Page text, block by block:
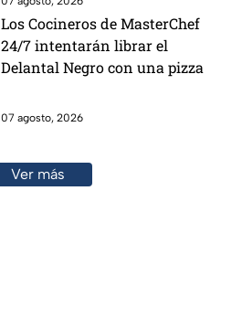
Los Cocineros de MasterChef
24/7 intentarán librar el
Delantal Negro con una pizza
07 agosto, 2026
Ver más